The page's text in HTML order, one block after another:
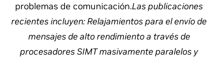
problemas de comunicación.Las publicaciones
recientes incluyen: Relajamientos para el envío de
mensajes de alto rendimiento a través de
procesadores SIMT masivamente paralelos y